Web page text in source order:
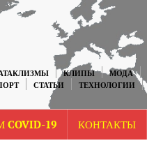
КЛИПЫ МОДА
СТАТЬИ ТЕХНОЛОГИИ
19 КОНТАКТЫ